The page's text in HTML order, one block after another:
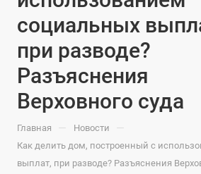
социальных
при разводе?
Разъяснения
Верховного суда
Главная — Новости —
Как делить дом, построенный с
выплат, при разводе? Разъяснения